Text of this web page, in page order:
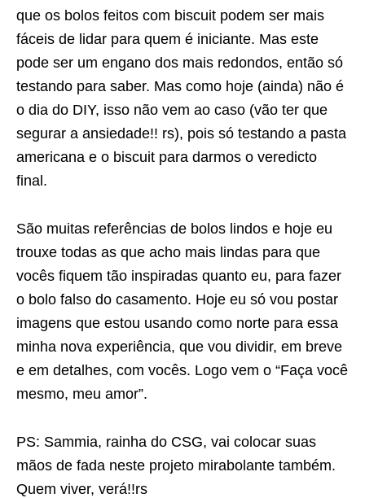
que os bolos feitos com biscuit podem ser mais
fáceis de lidar para quem é iniciante. Mas este
pode ser um engano dos mais redondos, então só
testando para saber. Mas como hoje (ainda) não é
o dia do DIY, isso não vem ao caso (vão ter que
segurar a ansiedade!! rs), pois só testando a pasta
americana e o biscuit para darmos o veredicto
final.
São muitas referências de bolos lindos e hoje eu
trouxe todas as que acho mais lindas para que
vocês fiquem tão inspiradas quanto eu, para fazer
o bolo falso do casamento. Hoje eu só vou postar
imagens que estou usando como norte para essa
minha nova experiência, que vou dividir, em breve
e em detalhes, com vocês. Logo vem o “Faça você
mesmo, meu amor”.
PS: Sammia, rainha do CSG, vai colocar suas
mãos de fada neste projeto mirabolante também.
Quem viver, verá!!rs